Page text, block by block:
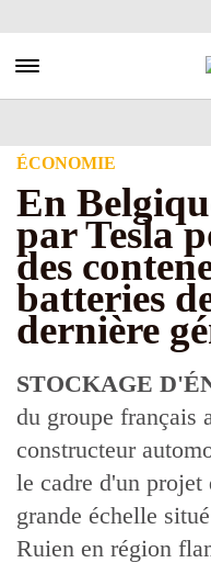
au
principal
Toggle navigation
ÉCONOMIE
En
par Tesla
des
batteries
dernière
STOCKAGE
du groupe français
constructeur
le cadre d'un projet
grande échelle
Ruien en région